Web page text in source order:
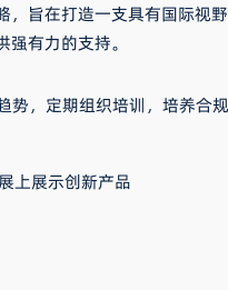
，旨在打造一支具有国际
有力的支持。
，定期组织培训，培养合
上展示创新产品